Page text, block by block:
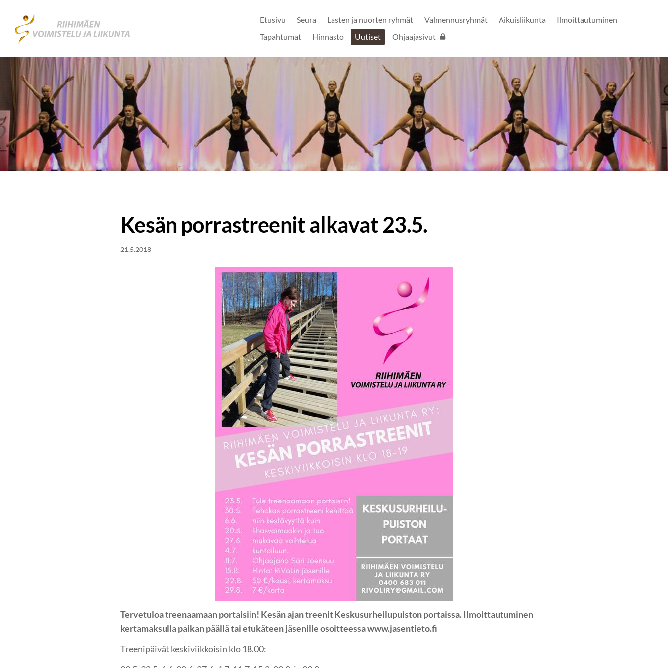
sivun
sisältöön
Riihimäen Voimistelu ja Liikunta RiVoLi ry
Etusivu Seura Lasten ja nuorten ryhmät Valmennusryhmät Aikuisliikunta
Ilmoittautuminen
Tapahtumat
Hinnasto Uutiset Ohjaajasivut
Kesän porrastreenit alkavat 23.5.
21.5.2018
Tervetuloa treenaamaan portaisiin! Kesän ajan treenit Keskusurheilupuiston portaissa. Ilmoittautuminen
kertamaksulla paikan päällä tai etukäteen jäsenille osoitteessa www.jasentieto.fi
Treenipäivät keskiviikkoisin klo 18.00: